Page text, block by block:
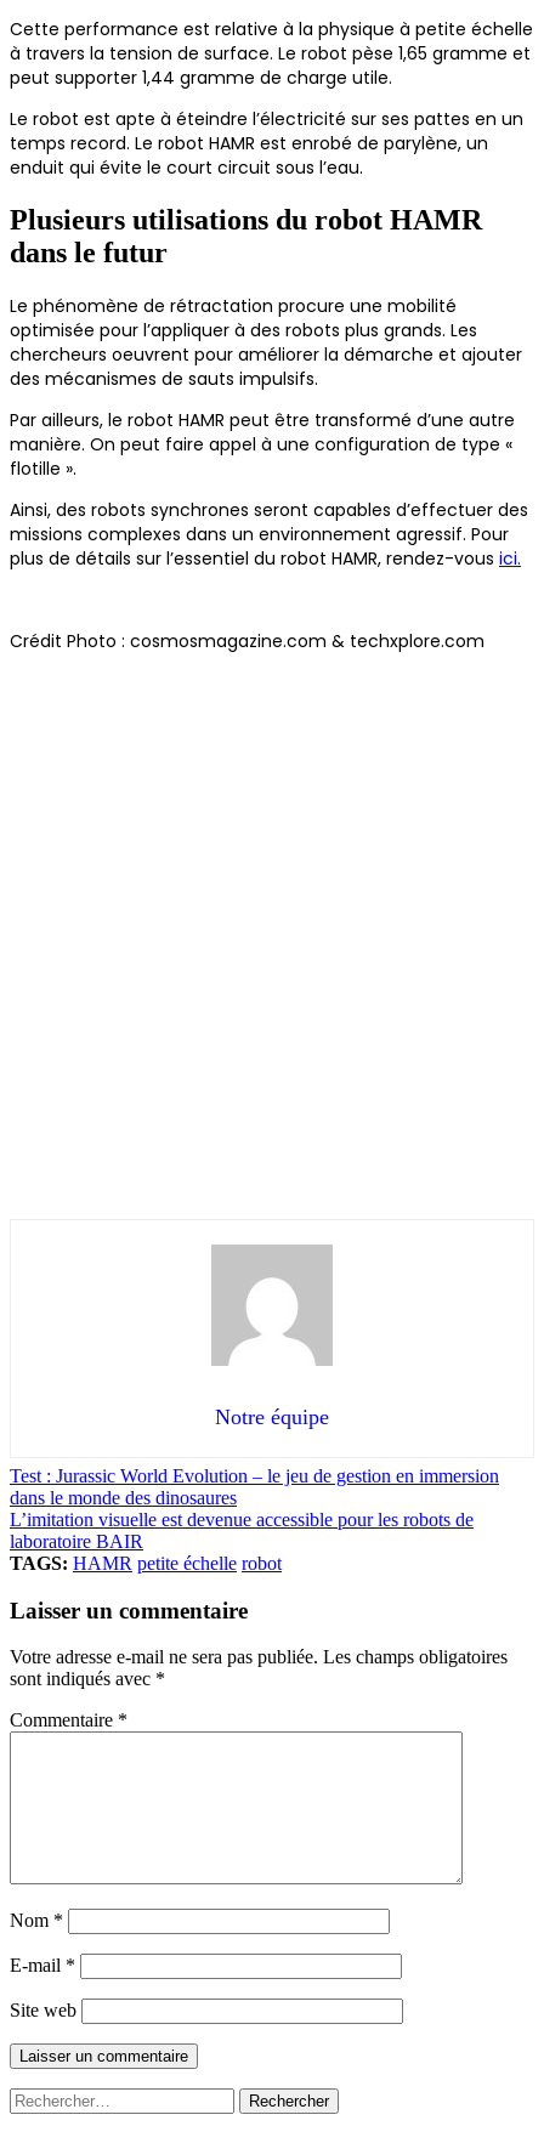
Cette performance est relative à la physique à petite échelle
à travers la tension de surface. Le robot pèse 1,65 gramme et
peut supporter 1,44 gramme de charge utile.
Le robot est apte à éteindre l’électricité sur ses pattes en un
temps record. Le robot HAMR est enrobé de parylène, un
enduit qui évite le court circuit sous l’eau.
Plusieurs utilisations du robot HAMR
dans le futur
Le phénomène de rétractation procure une mobilité
optimisée pour l’appliquer à des robots plus grands. Les
chercheurs oeuvrent pour améliorer la démarche et ajouter
des mécanismes de sauts impulsifs.
Par ailleurs, le robot HAMR peut être transformé d’une autre
manière. On peut faire appel à une configuration de type «
flotille ».
Ainsi, des robots synchrones seront capables d’effectuer des
missions complexes dans un environnement agressif. Pour
plus de détails sur l’essentiel du robot HAMR, rendez-vous ici.
Crédit Photo : cosmosmagazine.com & techxplore.com
Notre équipe
Test : Jurassic World Evolution – le jeu de gestion en immersion
dans le monde des dinosaures
L’imitation visuelle est devenue accessible pour les robots de
laboratoire BAIR
TAGS: HAMR petite échelle robot
Laisser un commentaire
Votre adresse e-mail ne sera pas publiée. Les champs obligatoires
sont indiqués avec *
Commentaire *
Nom *
E-mail *
Site web
Rechercher :